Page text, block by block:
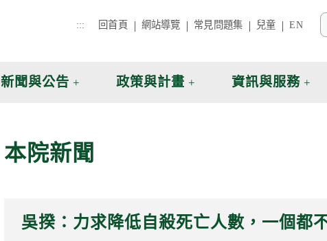
::: 回首頁 網站導覽 常見問題集 兒童 EN
新聞與公告 政策與計畫 資訊與服務
本院新聞
吳揆：力求降低自殺死亡人數，一個都